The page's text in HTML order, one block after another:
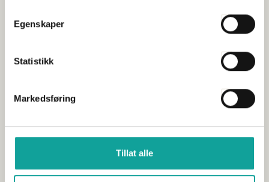
Egenskaper
Statistikk
Markedsføring
Tillat alle
Høring – ny forskrift om håndtering av begroing